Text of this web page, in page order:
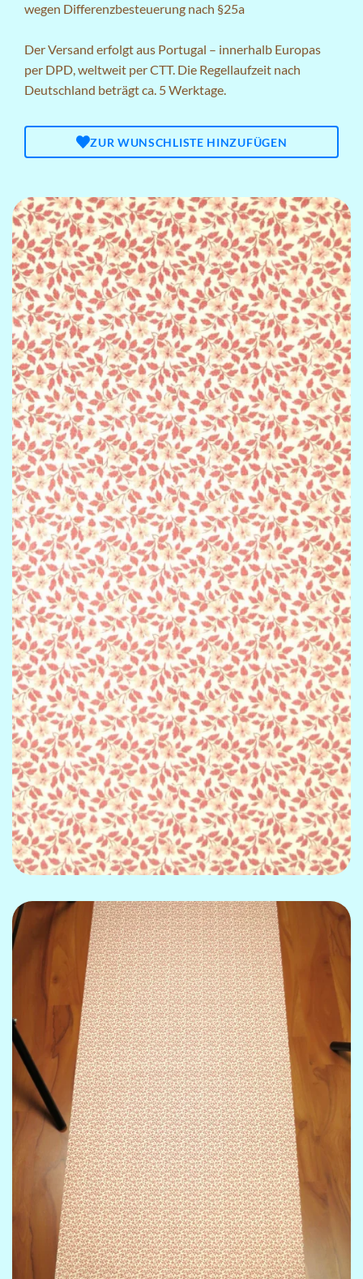
wegen Differenzbesteuerung nach §25a
Der Versand erfolgt aus Portugal – innerhalb Europas
per DPD, weltweit per CTT. Die Regellaufzeit nach
Deutschland beträgt ca. 5 Werktage.
ZUR WUNSCHLISTE HINZUFÜGEN